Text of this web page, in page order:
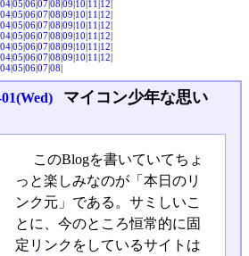
04|05|06|07|08|09|10|11|12|
04|05|06|07|08|09|10|11|12|
04|05|06|07|08|09|10|11|12|
04|05|06|07|08|09|10|11|12|
04|05|06|07|08|09|10|11|12|
04|05|06|07|08|09|10|11|12|
04|05|06|07|08|
01(Wed)
マイコン少年な思い
このBlogを書いていてちょ
っと楽しみなのが「本日のリ
ンク元」である。サミしいこ
とに、今のところ恒常的に固
定リンクをしているサイトは